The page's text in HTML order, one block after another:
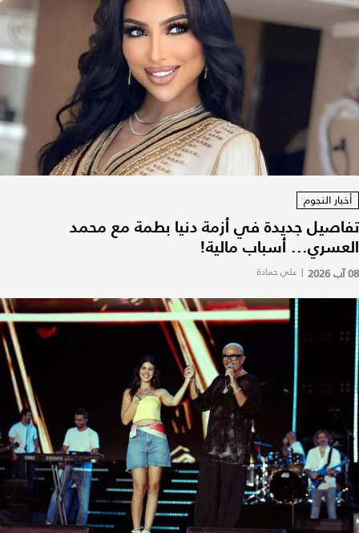
أخبار النجوم
تفاصيل جديدة في أزمة دنيا بطمة مع محمد
العسري... أسباب مالية!
08 آب 2026 | علي حمادة